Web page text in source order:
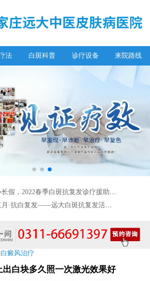
法 白斑科普 诊疗设备 来院路线
黑色素，寒假不留白 体面迎新年!
特邀原清华大学第一附属医院皮肤科主任28-29日来院会诊
预约从速!远大白转黑分享活动即将开幕!特邀北京专家来院坐诊!
恭贺伍德镜检查系统成功落户!暑期超强福利点击领取!
【世界白癜风日】白斑0元普查，更有多重福利千万别错过!
欢乐六一 “粽”享端午——彩绘童画世界 留住美丽瞬间
阳春三月·抗白复发——远大白斑抗复发活动开启!
放寒假，祛白斑!7天唤醒黑色素!白斑强化诊疗进行中!
特邀原清华大学第一附属医院皮肤科主任28-29日来院会诊
白癜风治疗
出白块多久照一次激光效果好